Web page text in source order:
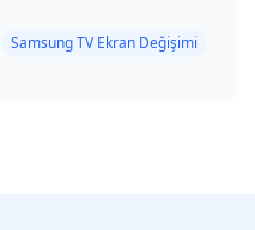
Samsung TV Ekran Değişimi